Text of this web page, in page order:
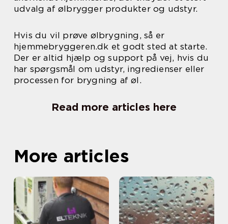
udvalg af ølbrygger produkter og udstyr.
Hvis du vil prøve ølbrygning, så er
hjemmebryggeren.dk et godt sted at starte.
Der er altid hjælp og support på vej, hvis du
har spørgsmål om udstyr, ingredienser eller
processen for brygning af øl.
Read more articles here
More articles